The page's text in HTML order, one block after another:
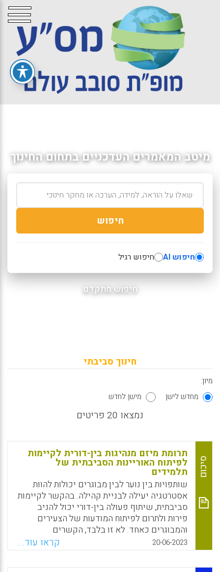
מיטב המאמרים העדכניים בתחום החינוך
חיפוש
חיפוש AI חיפוש רגיל
חיפוש מתקדם
חינוך סביבתי
מיון:
מחדש לישן
מישן לחדש
נמצאו 20 פריטים
סיכום
תרומת מיזם מנהיגות בין-דורית לקיימות
לפיתוח האוריינות הסביבתית של
תלמידים
שותפויות בין נוער לבין מבוגרים יכולות להוות
אסטרטגיה יעילה לבניית קהילה. בהקשר לקיימות
סביבתית, שיתוף פעולה בין-דורי יכול להניב
פירות ולתרום לפיתוח המודעות של הצעירים
והמבוגרים כאחד. לא זו בלבד, הקשרים
הבין-דוריים מעצימים את הלמידה המשותפת,
מחזקים את מנגנון קבלת ההחלטות ומרחיבים את
המכנה המשותף הקהילתי.
20-06-2023 קראו עוד...